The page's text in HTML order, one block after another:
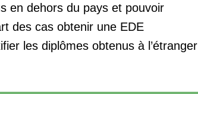
en dehors du pays et pouvoir
des cas obtenir une EDE
les diplômes obtenus à l’étranger